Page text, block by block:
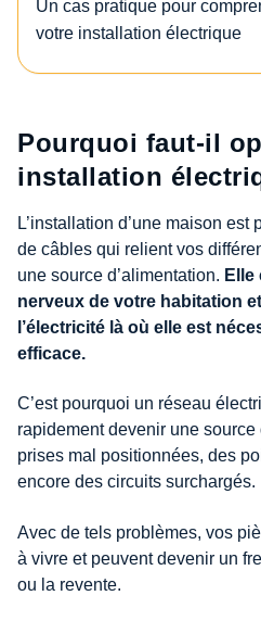
Un cas pratique pour
votre installation électrique
Pourquoi faut-il
installation
L’installation d’une maison est
de câbles qui relient vos
une source d’alimentation.
nerveux de votre habitation
l’électricité là où elle est
efficace.
C’est pourquoi un réseau
rapidement devenir une
prises mal positionnées, des
encore des circuits surchargés.
Avec de tels problèmes, vos
à vivre et peuvent devenir un
ou la revente.